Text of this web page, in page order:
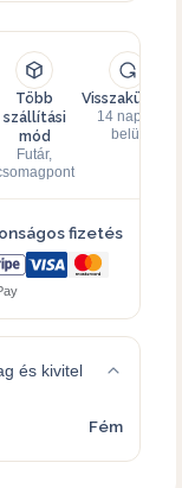
Több
szállítási
mód
Futár,
Visszaküldés
14 napon
belül
fizetés
és kivitel
Fém